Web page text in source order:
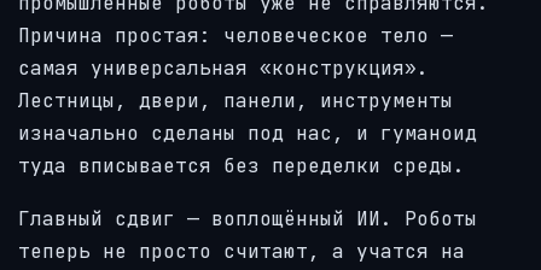
Причина простая: человеческое тело —
самая универсальная «конструкция».
Лестницы, двери, панели, инструменты
изначально сделаны под нас, и гуманоид
туда вписывается без переделки среды.
Главный сдвиг — воплощённый ИИ. Роботы
теперь не просто считают, а учатся на